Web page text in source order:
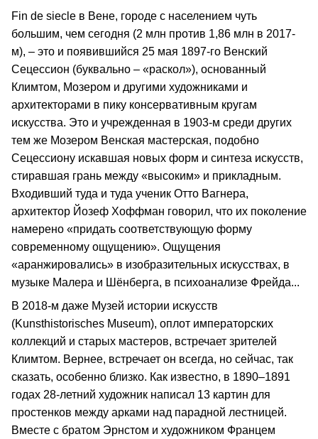
Fin de siecle в Вене, городе с населением чуть
большим, чем сегодня (2 млн против 1,86 млн в 2017-
м), – это и появившийся 25 мая 1897-го Венский
Сецессион (буквально – «раскол»), основанный
Климтом, Мозером и другими художниками и
архитекторами в пику консервативным кругам
искусства. Это и учрежденная в 1903-м среди других
тем же Мозером Венская мастерская, подобно
Сецессиону искавшая новых форм и синтеза искусств,
стиравшая грань между «высоким» и прикладным.
Входивший туда и туда ученик Отто Вагнера,
архитектор Йозеф Хоффман говорил, что их поколение
намерено «придать соответствующую форму
современному ощущению». Ощущения
«аранжировались» в изобразительных искусствах, в
музыке Малера и Шёнберга, в психоанализе Фрейда...
В 2018-м даже Музей истории искусств
(Kunsthistorisches Museum), оплот императорских
коллекций и старых мастеров, встречает зрителей
Климтом. Вернее, встречает он всегда, но сейчас, так
сказать, особенно близко. Как известно, в 1890–1891
годах 28-летний художник написал 13 картин для
простенков между арками над парадной лестницей.
Вместе с братом Эрнстом и художником Францем